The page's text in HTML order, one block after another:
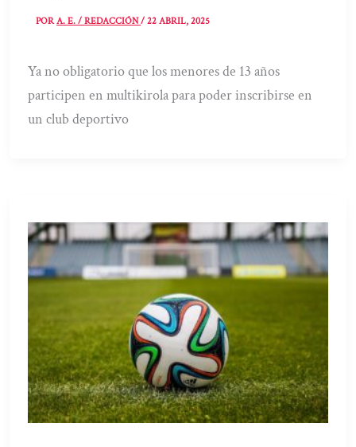
PORA. E. / REDACCIÓN/22 ABRIL, 2025
Ya no obligatorio que los menores de 13 años
participen en multikirola para poder inscribirse en
un club deportivo